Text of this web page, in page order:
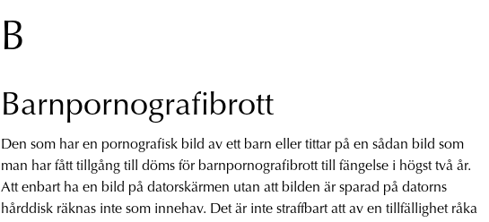
B
Barnpornografibrott
Den som har en pornografisk bild av ett barn eller tittar på en sådan bild som
man har fått tillgång till döms för barnpornografibrott till fängelse i högst två år.
Att enbart ha en bild på datorskärmen utan att bilden är sparad på datorns
hårddisk räknas inte som innehav. Det är inte straffbart att av en tillfällighet råka